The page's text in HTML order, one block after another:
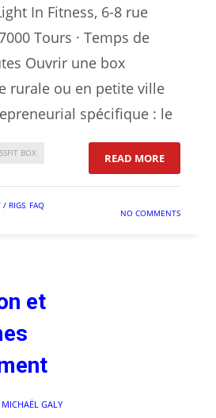
In Fitness, 6-8 rue
Tours · Temps de
Ouvrir une box
rurale ou en petite ville
spécifique : le
BOX READ MORE: ÉTUDE
/ RIGS FAQ
NO COMMENTS
et
MICHAËL GALY